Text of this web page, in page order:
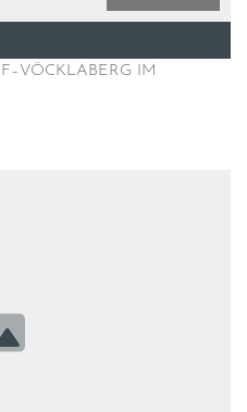
IM